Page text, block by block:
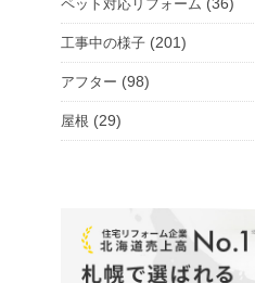
ペット対応リフォーム
工事中の様子 (201)
アフター (98)
屋根 (29)